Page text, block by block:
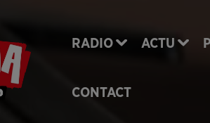
RADIO ACTU
CONTACT